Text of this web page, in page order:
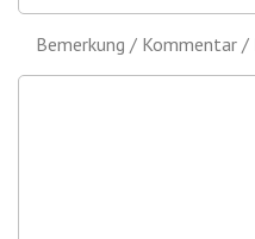
Bemerkung / Kommentar /